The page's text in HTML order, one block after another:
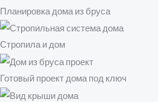
Планировка дома из бруса
Стропила и дом
Готовый проект дома под ключ